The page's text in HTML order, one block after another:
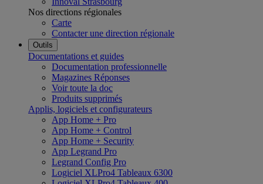
Nos directions régionales
Carte
Contacter une direction régionale
Outils
Documentations et guides
Documentation professionnelle
Magazines Réponses
Voir toute la doc
Produits supprimés
Applis, logiciels et configurateurs
App Home + Pro
App Home + Control
App Home + Security
App Legrand Pro
Legrand Config Pro
Logiciel XLPro4 Tableaux 6300